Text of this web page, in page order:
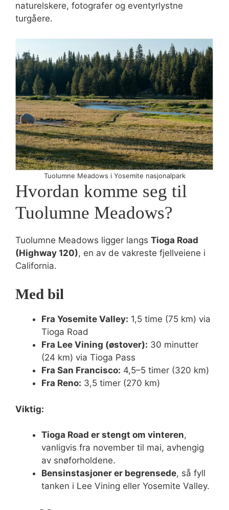
naturelskere, fotografer og eventyrlystne
turgåere.
Tuolumne Meadows i Yosemite nasjonalpark
Hvordan komme seg til
Tuolumne Meadows?
Tuolumne Meadows ligger langs Tioga Road
(Highway 120), en av de vakreste fjellveiene i
California.
Med bil
Fra Yosemite Valley: 1,5 time (75 km) via
Tioga Road
Fra Lee Vining (østover): 30 minutter
(24 km) via Tioga Pass
Fra San Francisco: 4,5–5 timer (320 km)
Fra Reno: 3,5 timer (270 km)
Viktig:
Tioga Road er stengt om vinteren,
vanligvis fra november til mai, avhengig
av snøforholdene.
Bensinstasjoner er begrensede, så fyll
tanken i Lee Vining eller Yosemite Valley.